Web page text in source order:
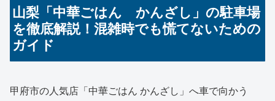
山梨「中華ごはん かんざし」の駐車場
を徹底解説！混雑時でも慌てないための
ガイド
甲府市の人気店「中華ごはん かんざし」へ車で向かう